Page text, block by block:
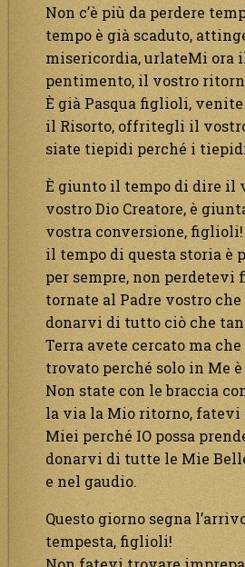
Non c’è più da perdere
tempo è già scaduto,
misericordia, urlateMi ora
pentimento, il vostro
È già Pasqua figlioli,
il Risorto, offritegli il
siate tiepidi perché i
È giunto il tempo di dire il
vostro Dio Creatore, è
vostra conversione,
il tempo di questa storia è
per sempre, non perdetevi
tornate al Padre vostro
donarvi di tutto ciò che
Terra avete cercato ma
trovato perché solo in Me
Non state con le braccia
la via la Mio ritorno,
Miei perché IO possa
donarvi di tutte le Mie
e nel gaudio.
Questo giorno segna
tempesta, figlioli!